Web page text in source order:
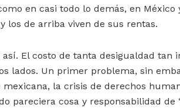
en casi todo lo demás, en México
los de arriba viven de sus rentas.
El costo de tanta desigualdad tan
lados. Un primer problema, sin
mexicana, la crisis de derechos
pareciera cosa y responsabilidad de